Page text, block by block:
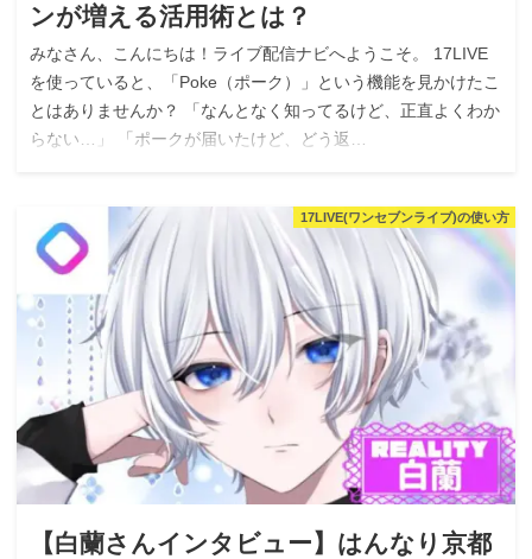
ンが増える活用術とは？
みなさん、こんにちは！ライブ配信ナビへようこそ。 17LIVE
を使っていると、「Poke（ポーク）」という機能を見かけたこ
とはありませんか？ 「なんとなく知ってるけど、正直よくわか
らない…」 「ポークが届いたけど、どう返…
17LIVE(ワンセブンライブ)の使い方
【白蘭さんインタビュー】はんなり京都